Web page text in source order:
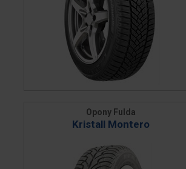
Opony Fulda
Kristall Montero